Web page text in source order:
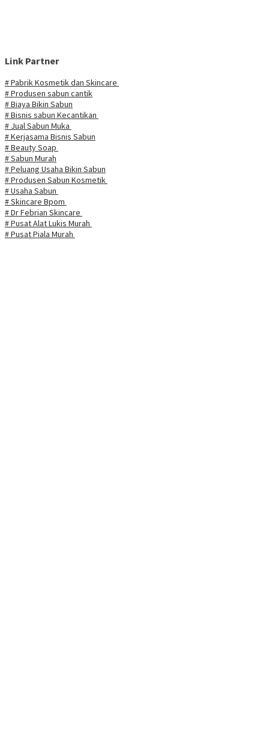
Link Partner
# Pabrik Kosmetik dan Skincare
# Produsen sabun cantik
# Biaya Bikin Sabun
# Bisnis sabun Kecantikan
# Jual Sabun Muka
# Kerjasama Bisnis Sabun
# Beauty Soap
# Sabun Murah
# Peluang Usaha Bikin Sabun
# Produsen Sabun Kosmetik
# Usaha Sabun
# Skincare Bpom
# Dr Febrian Skincare
# Pusat Alat Lukis Murah
# Pusat Piala Murah